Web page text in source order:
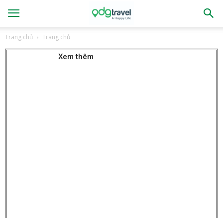
Trang chủ Trang chủ
Xem thêm